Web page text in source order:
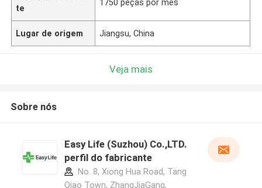
te
1750 peças por mês
Lugar de origem Jiangsu, China
Veja mais
Sobre nós
Easy Life (Suzhou) Co.,LTD.
perfil do fabricante
No. 8, Xiong Hua Road, Tang
Qiao Town, ZhangJiaGang,